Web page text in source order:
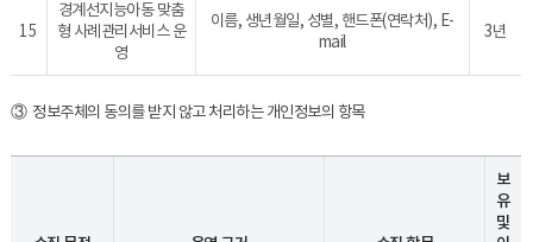
15
경계선지능아동 맞춤
형 사례관리서비스 운
영
이름, 생년월일, 성별, 핸드폰(연락처), E-
mail
3년
③ 정보주체의 동의를 받지 않고 처리하는 개인정보의 항목
보
유
및